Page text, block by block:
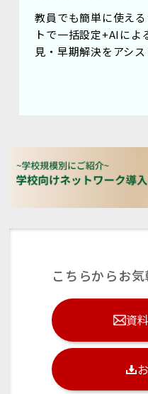
教員でも簡単に使え
トで一括設定+AIによ
見・早期解決をアシス
こちらからお
資